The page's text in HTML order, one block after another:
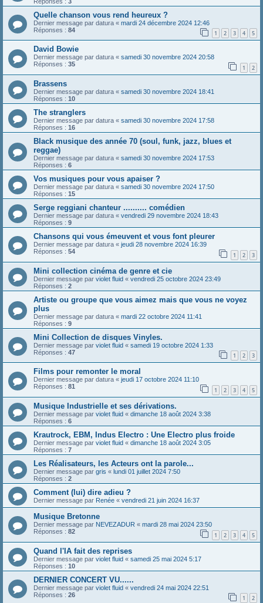
Quelle chanson vous rend heureux ?
Dernier message par datura « mardi 24 décembre 2024 12:46
Réponses : 84 1 2 3 4 5
David Bowie
Dernier message par datura « samedi 30 novembre 2024 20:58
Réponses : 35 1 2
Brassens
Dernier message par datura « samedi 30 novembre 2024 18:41
Réponses : 10
The stranglers
Dernier message par datura « samedi 30 novembre 2024 17:58
Réponses : 16
Black musique des année 70 (soul, funk, jazz, blues et
reggae)
Dernier message par datura « samedi 30 novembre 2024 17:53
Réponses : 6
Vos musiques pour vous apaiser ?
Dernier message par datura « samedi 30 novembre 2024 17:50
Réponses : 15
Serge reggiani chanteur .......... comédien
Dernier message par datura « vendredi 29 novembre 2024 18:43
Réponses : 9
Chansons qui vous émeuvent et vous font pleurer
Dernier message par datura « jeudi 28 novembre 2024 16:39
Réponses : 54 1 2 3
Mini collection cinéma de genre et cie
Dernier message par violet fluid « vendredi 25 octobre 2024 23:49
Réponses : 2
Artiste ou groupe que vous aimez mais que vous ne voyez
plus
Dernier message par datura « mardi 22 octobre 2024 11:41
Réponses : 9
Mini Collection de disques Vinyles.
Dernier message par violet fluid « samedi 19 octobre 2024 1:33
Réponses : 47 1 2 3
Films pour remonter le moral
Dernier message par datura « jeudi 17 octobre 2024 11:10
Réponses : 81 1 2 3 4 5
Musique Industrielle et ses dérivations.
Dernier message par violet fluid « dimanche 18 août 2024 3:38
Réponses : 6
Krautrock, EBM, Indus Electro : Une Electro plus froide
Dernier message par violet fluid « dimanche 18 août 2024 3:05
Réponses : 7
Les Réalisateurs, les Acteurs ont la parole...
Dernier message par gris « lundi 01 juillet 2024 7:50
Réponses : 2
Comment (lui) dire adieu ?
Dernier message par Renée « vendredi 21 juin 2024 16:37
Musique Bretonne
Dernier message par NEVEZADUR « mardi 28 mai 2024 23:50
Réponses : 82 1 2 3 4 5
Quand l'IA fait des reprises
Dernier message par violet fluid « samedi 25 mai 2024 5:17
Réponses : 10
DERNIER CONCERT VU......
Dernier message par violet fluid « vendredi 24 mai 2024 22:51
Réponses : 26 1 2